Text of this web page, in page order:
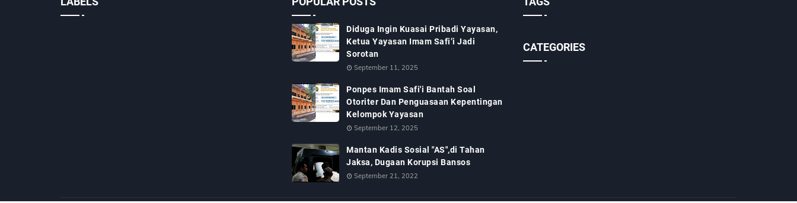
Diduga Ingin Kuasai Pribadi Yayasan,
Ketua Yayasan Imam Safi’i Jadi
Sorotan
September 11, 2025
Ponpes Imam Safi'i Bantah Soal
Otoriter Dan Penguasaan Kepentingan
Kelompok Yayasan
September 12, 2025
Mantan Kadis Sosial "AS",di Tahan
Jaksa, Dugaan Korupsi Bansos
September 21, 2022
CATEGORIES